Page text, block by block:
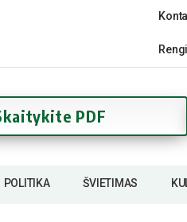
PDF
POLITIKA ŠVIETIMAS